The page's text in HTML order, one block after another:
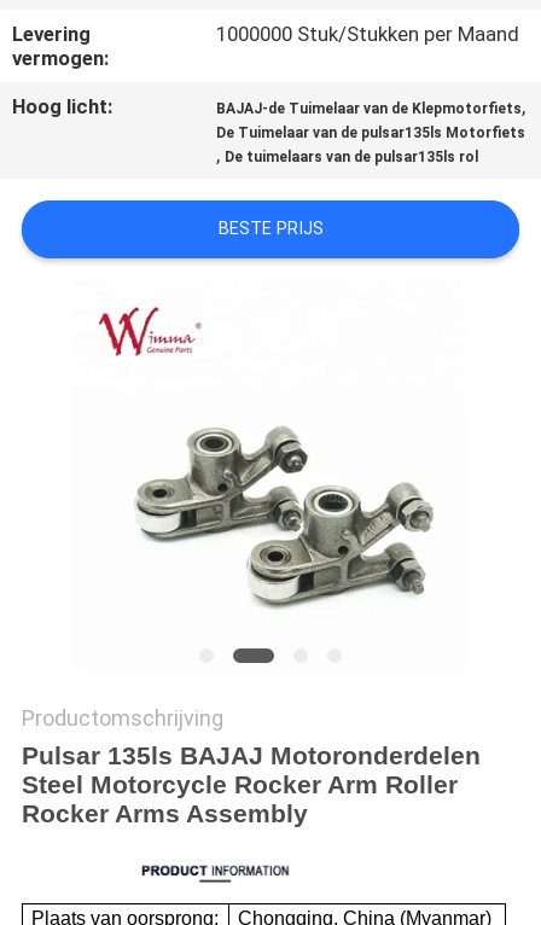
SITEMAP
PRIVACYBELEID
Levering
vermogen:
1000000 Stuk/Stukken per Maand
Hoog licht: BAJAJ-de Tuimelaar van de Klepmotorfiets,
De Tuimelaar van de pulsar135ls Motorfiets
, De tuimelaars van de pulsar135ls rol
BESTE PRIJS
Productomschrijving
Pulsar 135ls BAJAJ Motoronderdelen
Steel Motorcycle Rocker Arm Roller
Rocker Arms Assembly
Plaats van oorsprong:
Chongqing, China (Myanmar)